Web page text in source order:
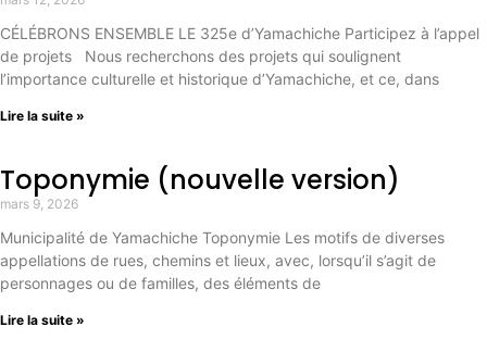
CÉLÉBRONS ENSEMBLE LE 325e d’Yamachiche Participez à l’appel
de projets Nous recherchons des projets qui soulignent
l’importance culturelle et historique d’Yamachiche, et ce, dans
Lire la suite »
Toponymie (nouvelle version)
mars 9, 2026
Municipalité de Yamachiche Toponymie Les motifs de diverses
appellations de rues, chemins et lieux, avec, lorsqu’il s’agit de
personnages ou de familles, des éléments de
Lire la suite »